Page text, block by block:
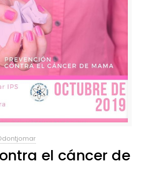
el cáncer de